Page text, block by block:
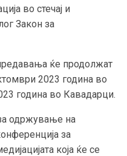
во стечај и
Закон за
ќе продолжат
2023 година во
година во Кавадарци.
одржување на
за
која ќе се